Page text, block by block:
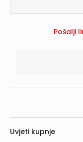
Uvjeti kupnje